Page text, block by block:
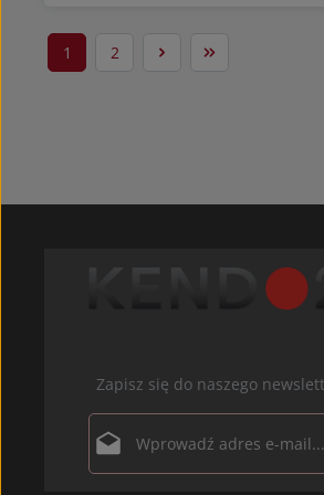
Ilość produktu:
Strona
1 Strona
2
Zapisz się do naszego
Adres e-mail*